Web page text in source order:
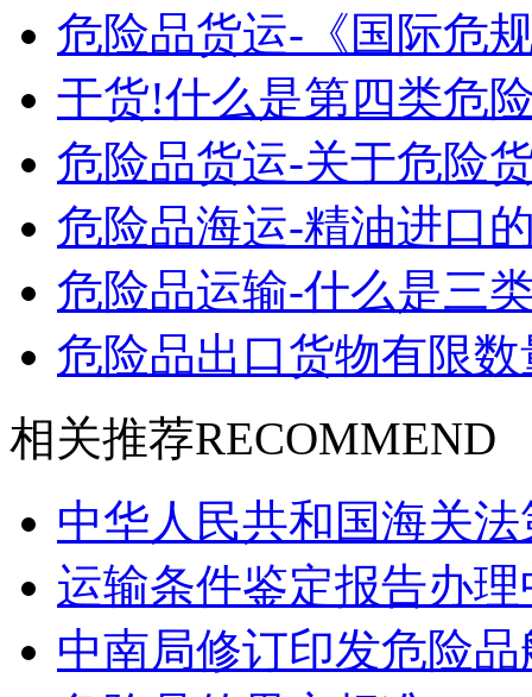
危险品货运-《国际危
干货!什么是第四类危
危险品货运-关于危险
危险品海运-精油进口
危险品运输-什么是三
危险品出口货物有限
相关推荐RECOMMEND
中华人民共和国海关
运输条件鉴定报告办理
中南局修订印发危险